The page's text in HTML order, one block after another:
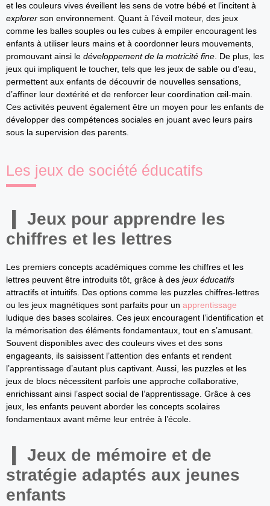
et les couleurs vives éveillent les sens de votre bébé et l’incitent à
explorer son environnement. Quant à l’éveil moteur, des jeux
comme les balles souples ou les cubes à empiler encouragent les
enfants à utiliser leurs mains et à coordonner leurs mouvements,
promouvant ainsi le développement de la motricité fine . De plus, les
jeux qui impliquent le toucher, tels que les jeux de sable ou d’eau,
permettent aux enfants de découvrir de nouvelles sensations,
d’affiner leur dextérité et de renforcer leur coordination œil-main.
Ces activités peuvent également être un moyen pour les enfants de
développer des compétences sociales en jouant avec leurs pairs
sous la supervision des parents.
Les jeux de société éducatifs
Jeux pour apprendre les
chiffres et les lettres
Les premiers concepts académiques comme les chiffres et les
lettres peuvent être introduits tôt, grâce à des jeux éducatifs
attractifs et intuitifs. Des options comme les puzzles chiffres-lettres
ou les jeux magnétiques sont parfaits pour un apprentissage
ludique des bases scolaires. Ces jeux encouragent l’identification et
la mémorisation des éléments fondamentaux, tout en s’amusant.
Souvent disponibles avec des couleurs vives et des sons
engageants, ils saisissent l’attention des enfants et rendent
l’apprentissage d’autant plus captivant. Aussi, les puzzles et les
jeux de blocs nécessitent parfois une approche collaborative,
enrichissant ainsi l’aspect social de l’apprentissage. Grâce à ces
jeux, les enfants peuvent aborder les concepts scolaires
fondamentaux avant même leur entrée à l’école.
Jeux de mémoire et de
stratégie adaptés aux jeunes
enfants